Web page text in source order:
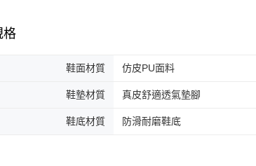
格
鞋面材質 仿皮PU面料
鞋墊材質 真皮舒適透氣墊腳
鞋底材質 防滑耐磨鞋底